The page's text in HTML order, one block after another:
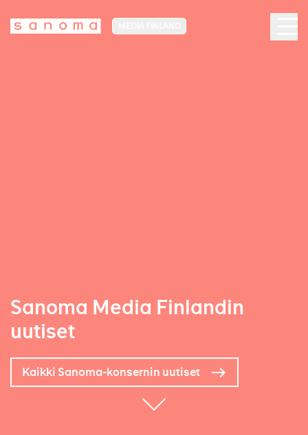
Sanoma Media Finlandin
uutiset
Kaikki Sanoma-konsernin uutiset